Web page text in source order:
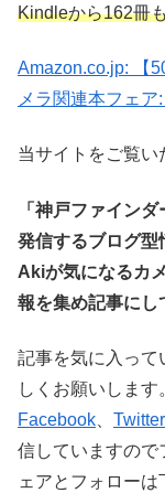
Kindleから162冊
Amazon.co.jp: 【
メラ関連本フェ
当サイトをご覧い
「神戸ファイン
発信するブログ型
Akiが気になるカ
報を集め記事にし
記事を気に入って
しくお願いします
Facebook
Twitter
信していますので
ェアとフォローは